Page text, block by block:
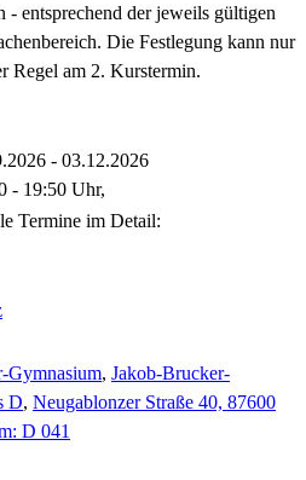
- entsprechend der jeweils gültigen
Die Festlegung kann nur
Regel am 2. Kurstermin.
- 03.12.2026
- 19:50 Uhr,
Termine im Detail:
Gymnasium, Jakob-Brucker-
D, Neugablonzer Straße 40, 87600
D 041